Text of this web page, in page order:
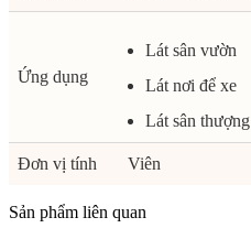
Ứng dụng
Lát sân vườn
Lát nơi để xe
Lát sân thượng
Đơn vị tính Viên
Sản phẩm liên quan